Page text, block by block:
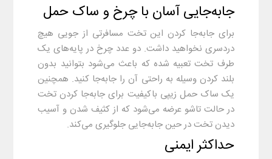
جابه‌جایی آسان با چرخ و ساک حمل
برای جابه‌جا کردن این تخت مسافرتی از جویی هیچ
دردسری نخواهید داشت. دو عدد چرخ در پایه‌های یک
طرف تخت تعبیه شده که باعث می‌شود بتوانید بدون
بلند کردن وسیله به راحتی آن را جابه‌جا کنید. همچنین
یک ساک حمل زیپی باکیفیت برای جابه‌جا کردن تخت
در حالت تاشو عرضه می‌شود که از کثیف شدن و آسیب
دیدن تخت در حین جابه‌جایی جلوگیری می‌کند.
حداکثر ایمنی